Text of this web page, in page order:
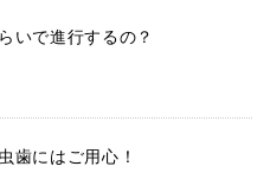
いで進行するの？
歯にはご用心！